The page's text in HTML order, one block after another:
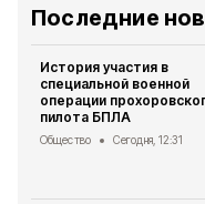
Последние
История участия в
специальной военной
операции
пилота БПЛА
Общество Сегодня, 12:31